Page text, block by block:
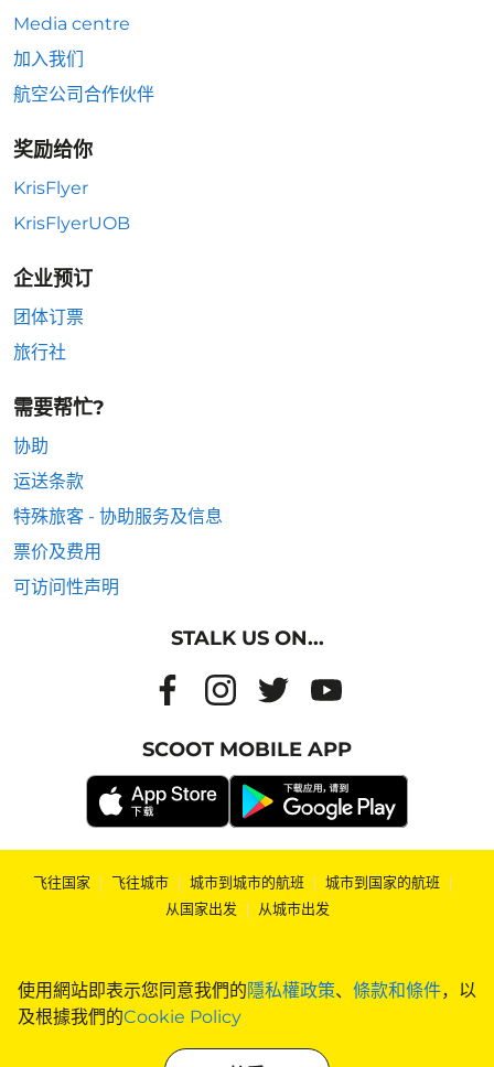
使用網站即表示您同意我們的隱私權政策、 條款和條件，以
及根據我們的Cookie Policy
Media centre
加入我们
航空公司合作伙伴
奖励给你
KrisFlyer
KrisFlyerUOB
企业预订
团体订票
旅行社
需要帮忙?
协助
运送条款
特殊旅客 - 协助服务及信息
票价及费用
可访问性声明
STALK US ON...
SCOOT MOBILE APP
飞往国家 | 飞往城市 | 城市到城市的航班 | 城市到国家的航班 |
从国家出发 | 从城市出发